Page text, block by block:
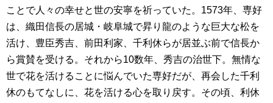
ことで人々の幸せと世の安寧を祈っていた。1573年、専好
は、織田信長の居城・岐阜城で昇り龍のような巨大な松を
活け、豊臣秀吉、前田利家、千利休らが居並ぶ前で信長か
ら賞賛を受ける。それから10数年、秀吉の治世下。無情な
世で花を活けることに悩んでいた専好だが、再会した千利
休のもてなしに、花を活ける心を取り戻す。その頃、利休